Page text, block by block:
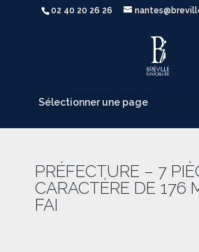
02 40 20 26 26
Sélectionner une page
PRÉFECTURE – 7
CARACTÈRE DE 176
FAI